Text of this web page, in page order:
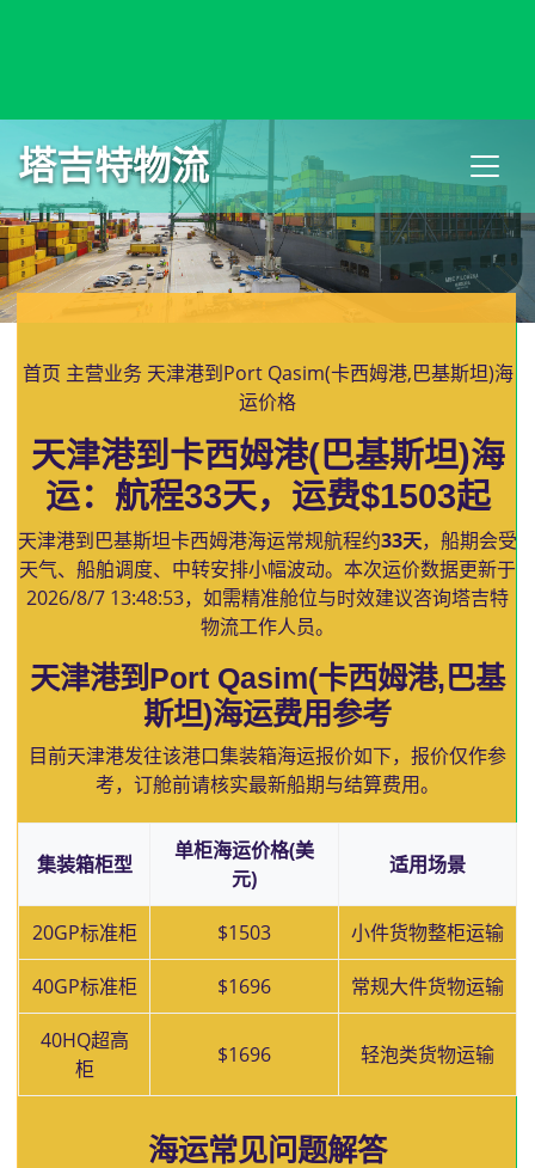
塔吉特物流
首页 主营业务 天津港到Port Qasim(卡西姆港,巴基斯坦)海
运价格
天津港到卡西姆港(巴基斯坦)海
运：航程33天，运费$1503起
天津港到巴基斯坦卡西姆港海运常规航程约33天，船期会受
天气、船舶调度、中转安排小幅波动。本次运价数据更新于
2026/8/7 13:48:53，如需精准舱位与时效建议咨询塔吉特
物流工作人员。
天津港到Port Qasim(卡西姆港,巴基
斯坦)海运费用参考
目前天津港发往该港口集装箱海运报价如下，报价仅作参
考，订舱前请核实最新船期与结算费用。
集装箱柜型
单柜海运价格(美
元)
适用场景
20GP标准柜 $1503 小件货物整柜运输
40GP标准柜 $1696 常规大件货物运输
40HQ超高
柜
$1696 轻泡类货物运输
海运常见问题解答